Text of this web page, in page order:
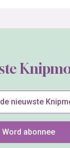
nieuwste
Word abonnee